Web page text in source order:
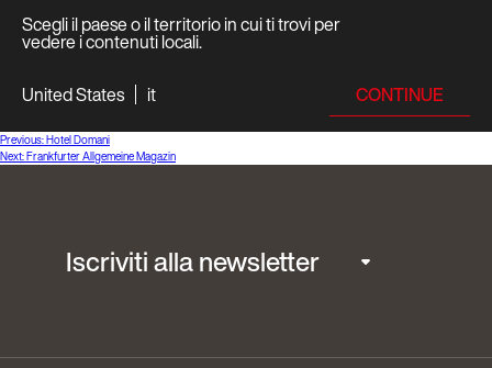
Scegli il paese o il territorio in cui ti trovi per
vedere i contenuti locali.
United States
it CONTINUE
Navigazione
articoli
Previous:Hotel Domani
Next:Frankfurter Allgemeine Magazin
Iscriviti alla newsletter